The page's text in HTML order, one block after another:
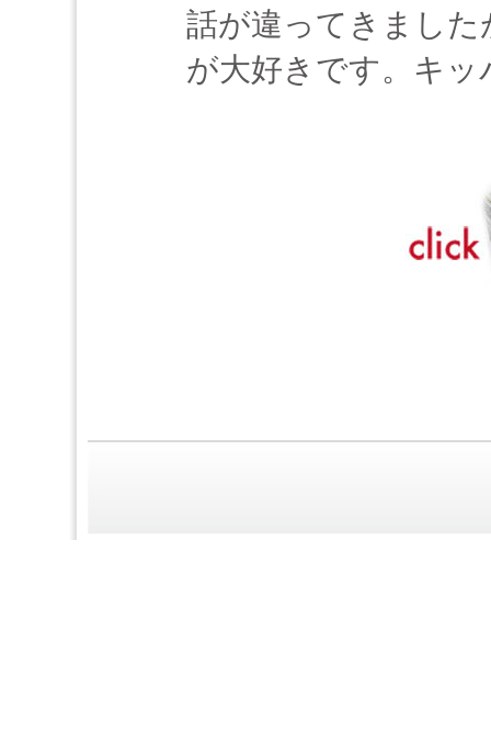
話が違ってきまし
が大好きです。キッ